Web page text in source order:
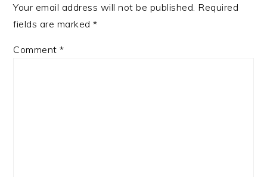
Your email address will not be published. Required
fields are marked*
Comment*